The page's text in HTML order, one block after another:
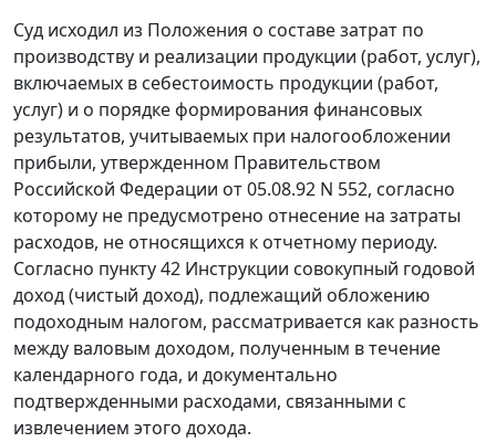
Суд исходил из Положения о составе затрат по
производству и реализации продукции (работ, услуг),
включаемых в себестоимость продукции (работ,
услуг) и о порядке формирования финансовых
результатов, учитываемых при налогообложении
прибыли, утвержденном Правительством
Российской Федерации от 05.08.92 N 552, согласно
которому не предусмотрено отнесение на затраты
расходов, не относящихся к отчетному периоду.
Согласно пункту 42 Инструкции совокупный годовой
доход (чистый доход), подлежащий обложению
подоходным налогом, рассматривается как разность
между валовым доходом, полученным в течение
календарного года, и документально
подтвержденными расходами, связанными с
извлечением этого дохода.